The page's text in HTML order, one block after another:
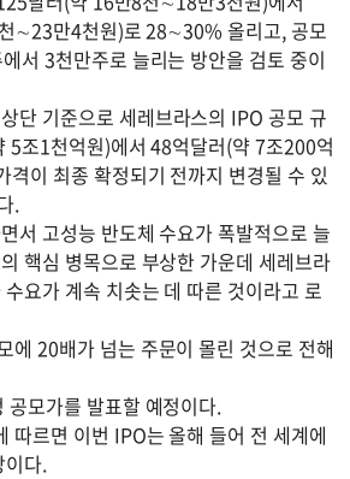
∼23만4천원)로 28∼30% 올리고, 공모
서 3천만주로 늘리는 방안을 검토 중이
단 기준으로 세레브라스의 IPO 공모 규
5조1천억원)에서 48억달러(약 7조200억
격이 최종 확정되기 전까지 변경될 수 있
.
서 고성능 반도체 수요가 폭발적으로 늘
핵심 병목으로 부상한 가운데 세레브라
요가 계속 치솟는 데 따른 것이라고 로
에 20배가 넘는 주문이 몰린 것으로 전해
공모가를 발표할 예정이다.
따르면 이번 IPO는 올해 들어 전 세계에
이다.